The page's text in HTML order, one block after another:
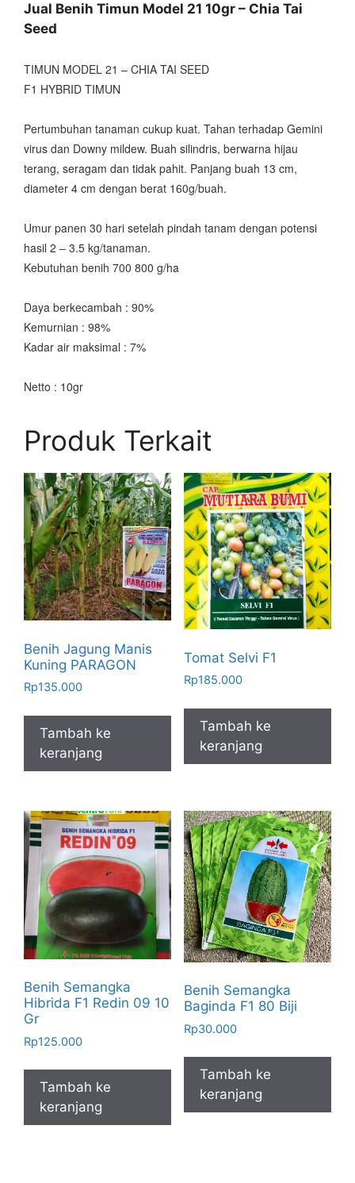
Jual Benih Timun Model 21 10gr – Chia Tai
Seed
TIMUN MODEL 21 – CHIA TAI SEED
F1 HYBRID TIMUN
Pertumbuhan tanaman cukup kuat. Tahan terhadap Gemini
virus dan Downy mildew. Buah silindris, berwarna hijau
terang, seragam dan tidak pahit. Panjang buah 13 cm,
diameter 4 cm dengan berat 160g/buah.
Umur panen 30 hari setelah pindah tanam dengan potensi
hasil 2 – 3.5 kg/tanaman.
Kebutuhan benih 700 800 g/ha
Daya berkecambah : 90%
Kemurnian : 98%
Kadar air maksimal : 7%
Netto : 10gr
Produk Terkait
Benih Jagung Manis
Kuning PARAGON
Rp135.000
Tambah ke
keranjang
Tomat Selvi F1
Rp185.000
Tambah ke
keranjang
Benih Semangka
Hibrida F1 Redin 09 10
Gr
Rp125.000
Tambah ke
keranjang
Benih Semangka
Baginda F1 80 Biji
Rp30.000
Tambah ke
keranjang